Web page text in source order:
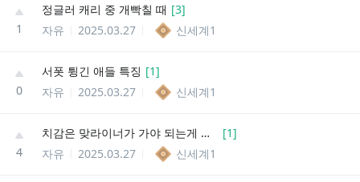
1
정글러 캐리 중 개빡칠 때 [3]
자유
2025.03.27 신세계1
0
서폿 튕긴 애들 특징 [1]
자유
2025.03.27 신세계1
4
치감은 맞라이너가 가야 되는게 정배 아니냐? [1]
자유
2025.03.27 신세계1